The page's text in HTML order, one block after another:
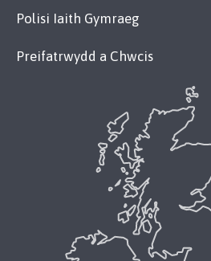
Polisi Iaith Gymraeg
Preifatrwydd a Chwcis